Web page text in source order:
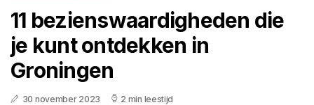
11 bezienswaardigheden die
je kunt ontdekken in
Groningen
30 november 2023 2 min leestijd